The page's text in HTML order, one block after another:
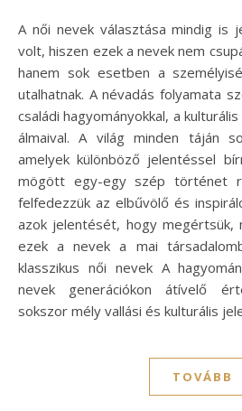
A női nevek választása mindig is jelentőségteljes feladat
volt, hiszen ezek a nevek nem
hanem sok esetben a
utalhatnak. A névadás folyamata
családi hagyományokkal, a
álmaival. A világ minden táján
amelyek különböző jelentéssel
mögött egy-egy szép történet
felfedezzük az elbűvölő és
azok jelentését, hogy megértsük,
ezek a nevek a mai
klasszikus női nevek A
nevek generációkon átívelő
sokszor mély vallási és kulturális
TOVÁBB